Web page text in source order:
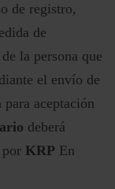
de registro,
de
la persona que
el envío de
aceptación
deberá
KRP En